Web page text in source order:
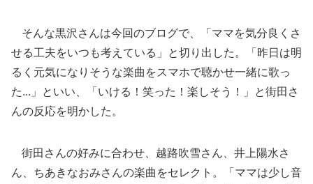
そんな黒沢さんは今回のブログで、「ママを気分良くさ
せる工夫をいつも考えている」と切り出した。「昨日は明
るく元気になりそうな楽曲をスマホで聴かせ一緒に歌っ
た...」といい、「いける！笑った！楽しそう！」と街田さ
んの反応を明かした。
街田さんの好みに合わせ、越路吹雪さん、井上陽水さ
ん、ちあきなおみさんの楽曲をセレクト。「ママは少し音